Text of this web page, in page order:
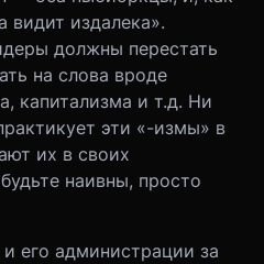
видит издалека».
должны перестать
на слова вроде
капитализма и т.д. Ни
эти «-измы» в
их в своих
наивны, просто
его администрации за